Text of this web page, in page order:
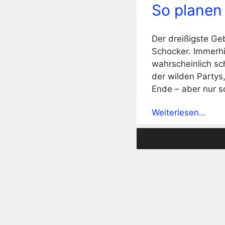
So
Der dreißigste
Schocker.
wahrscheinlich
der wilden
Ende – aber nur
Weiterlesen…